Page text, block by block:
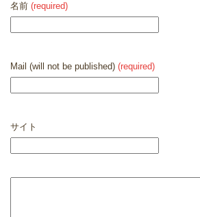
名前 (required)
Mail (will not be published) (required)
サイト